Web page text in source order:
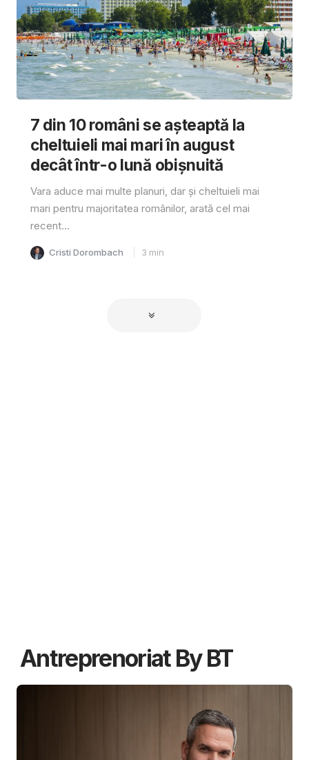
7 din 10 români se așteaptă la
cheltuieli mai mari în august
decât într-o lună obișnuită
Vara aduce mai multe planuri, dar și cheltuieli mai
mari pentru majoritatea românilor, arată cel mai
recent...
Cristi Dorombach 3 min
Antreprenoriat By BT